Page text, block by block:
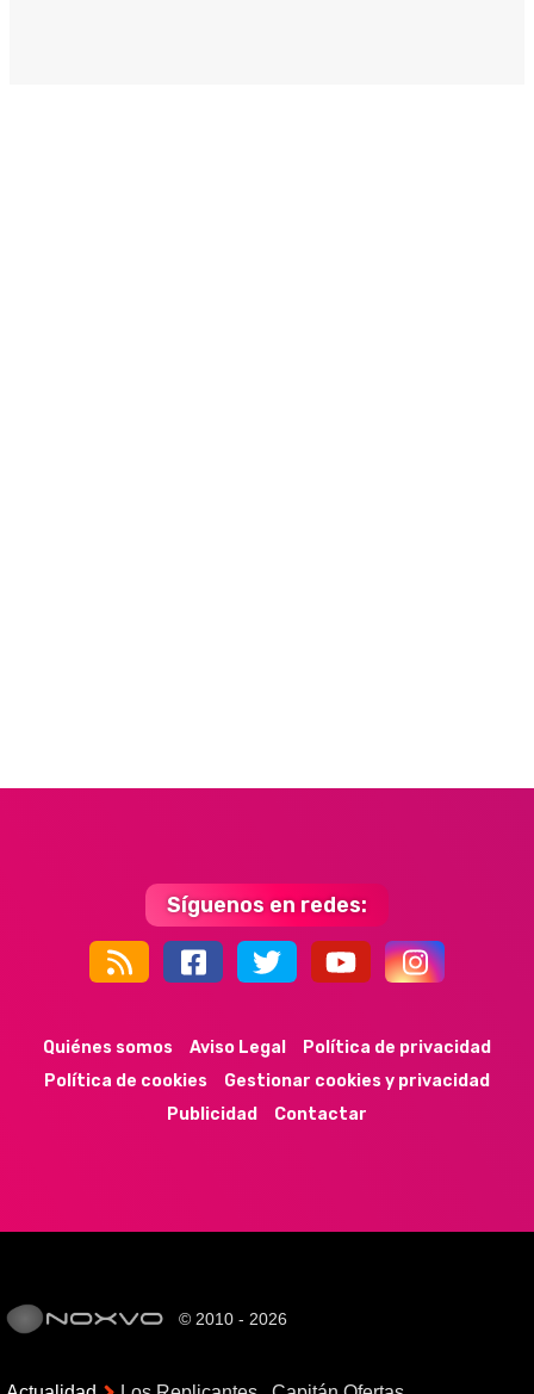
Síguenos en redes:
Quiénes somos Aviso Legal
Política de privacidad
Política de cookies
Gestionar cookies y privacidad
Publicidad
Contactar
© 2010 - 2026